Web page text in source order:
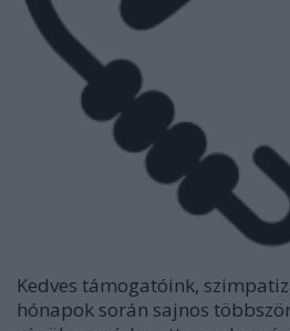
Kedves támogatóink,
hónapok során sajnos